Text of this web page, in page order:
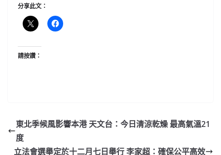
分享此文：
請按讚：
東北季候風影響本港 天文台：今日清涼乾燥 最高氣溫21
度
立法會選舉定於十二月七日舉行 李家超：確保公平高效